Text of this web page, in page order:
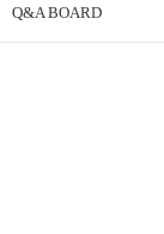
Q&A BOARD